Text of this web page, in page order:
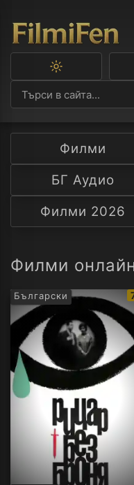
тъмна
тема
Филми
БГ Аудио
Филми 2026
Филми онлайн
Български